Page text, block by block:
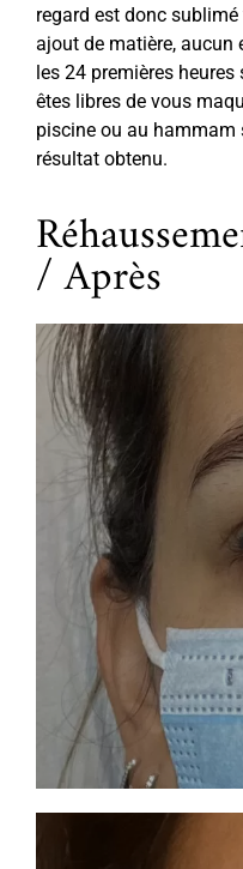
regard est donc sublimé
ajout de matière, aucun
les 24 premières
êtes libres de vous
piscine ou au hammam
résultat obtenu.
/ Après